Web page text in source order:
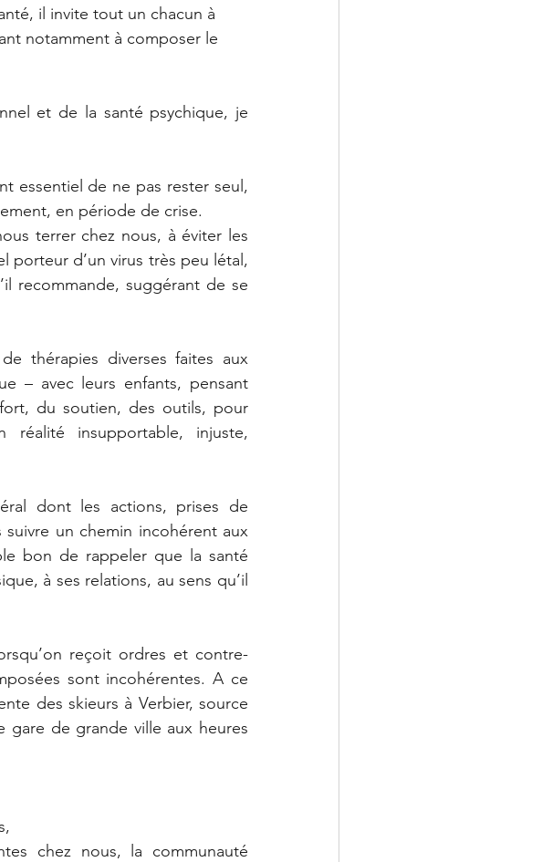
il invite tout un chacun à
notamment à composer le
et de la santé psychique, je
essentiel de ne pas rester seul,
en période de crise.
terrer chez nous, à éviter les
porteur d’un virus très peu létal,
recommande, suggérant de se
thérapies diverses faites aux
– avec leurs enfants, pensant
du soutien, des outils, pour
insupportable, injuste,
dont les actions, prises de
un chemin incohérent aux
bon de rappeler que la santé
à ses relations, au sens qu’il
reçoit ordres et contre-
sont incohérentes. A ce
des skieurs à Verbier, source
gare de grande ville aux heures
chez nous, la communauté